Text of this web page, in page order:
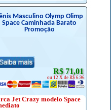
Masculino Olymp Olimp
Space Caminhada Barato
Promoção
R$ 71,01
ou 12 X de R$ 6.96
Jet Crazy modelo Space